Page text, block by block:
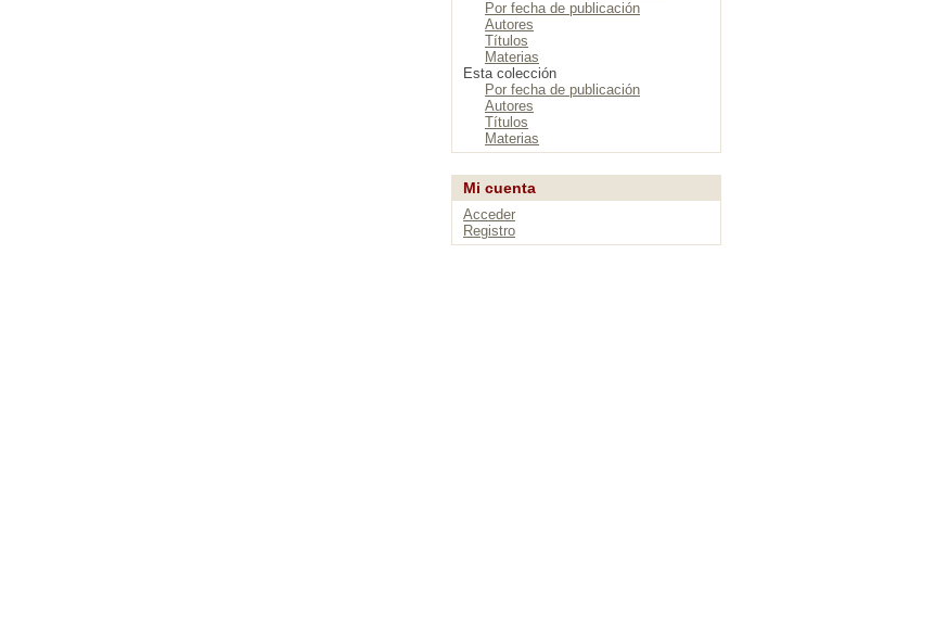
Por fecha de publicación
Autores
Títulos
Materias
Esta colección
Por fecha de publicación
Autores
Títulos
Materias
Mi cuenta
Acceder
Registro